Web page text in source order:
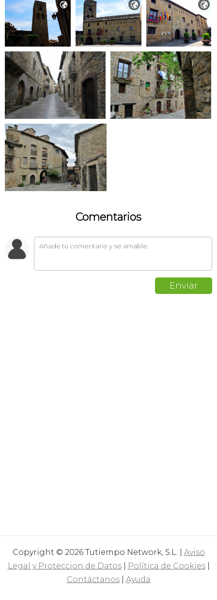
  
Comentarios
Copyright © 2026 Tutiempo Network, S.L. | Aviso
Legal y Proteccion de Datos| Política de Cookies|
Contáctanos| Ayuda